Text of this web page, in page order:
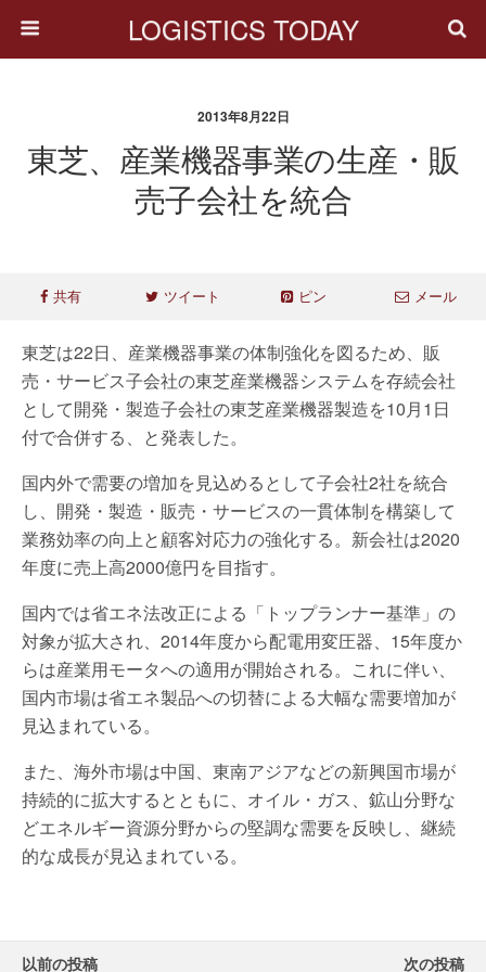
LOGISTICS TODAY
2013年8月22日
東芝、産業機器事業の生産・販
売子会社を統合
共有 ツイート ピン メール
東芝は22日、産業機器事業の体制強化を図るため、販
売・サービス子会社の東芝産業機器システムを存続会社
として開発・製造子会社の東芝産業機器製造を10月1日
付で合併する、と発表した。
国内外で需要の増加を見込めるとして子会社2社を統合
し、開発・製造・販売・サービスの一貫体制を構築して
業務効率の向上と顧客対応力の強化する。新会社は2020
年度に売上高2000億円を目指す。
国内では省エネ法改正による「トップランナー基準」の
対象が拡大され、2014年度から配電用変圧器、15年度か
らは産業用モータへの適用が開始される。これに伴い、
国内市場は省エネ製品への切替による大幅な需要増加が
見込まれている。
また、海外市場は中国、東南アジアなどの新興国市場が
持続的に拡大するとともに、オイル・ガス、鉱山分野な
どエネルギー資源分野からの堅調な需要を反映し、継続
的な成長が見込まれている。
以前の投稿 次の投稿